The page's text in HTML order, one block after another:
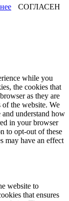
СОГЛАСЕН
while you
the cookies that
as they are
the website. We
understand how
in your browser
to opt-out of these
may have an effect
website to
that ensures